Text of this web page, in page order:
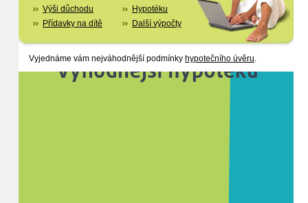
Výši důchodu
Přídavky na dítě
Hypotéku
Další výpočty
Vyjednáme vám nejváhodnější podmínky hypotečního úvěru.